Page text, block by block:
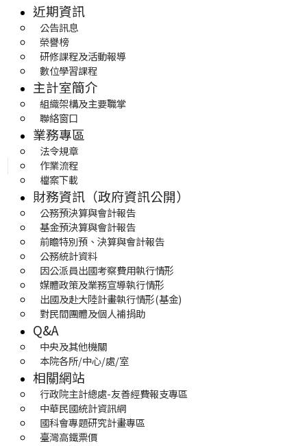
近期資訊
公告訊息
榮譽榜
研修課程及活動報導
數位學習課程
主計室簡介
組織架構及主要職掌
聯絡窗口
業務專區
法令規章
作業流程
檔案下載
財務資訊（政府資訊公開）
公務預決算與會計報告
基金預決算與會計報告
前瞻特別預、決算與會計報告
公務統計資料
因公派員出國考察費用執行情形
媒體政策及業務宣導執行情形
出國及赴大陸計畫執行情形(基金)
對民間團體及個人補捐助
Q&A
中央及其他機關
本院各所/中心/處/室
相關網站
行政院主計總處-友善經費報支專區
中華民國統計資訊網
國科會專題研究計畫專區
臺灣高鐵票價